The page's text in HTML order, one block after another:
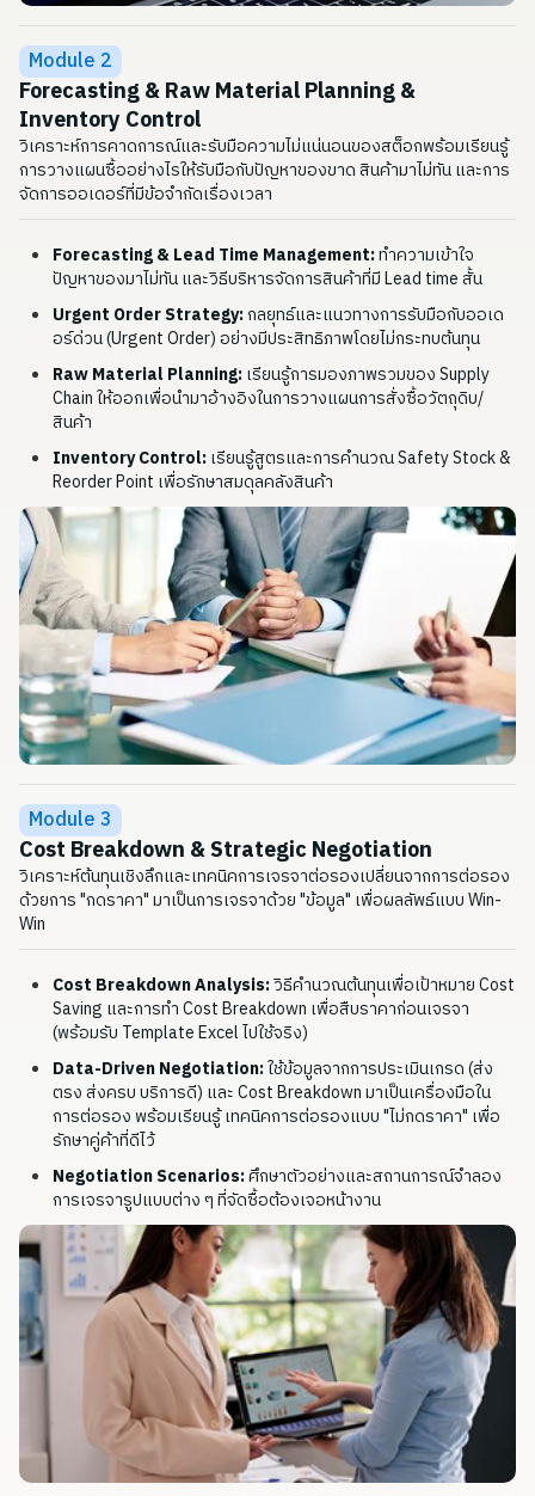
Module 2
Forecasting & Raw Material Planning &
Inventory Control
วิเคราะห์การคาดการณ์และรับมือความไม่แน่นอนของสต็อกพร้อมเรียนรู้
การวางแผนซื้ออย่างไรให้รับมือกับปัญหาของขาด สินค้ามาไม่ทัน และการ
จัดการออเดอร์ที่มีข้อจำกัดเรื่องเวลา
Forecasting & Lead Time Management:ทำความเข้าใจ
ปัญหาของมาไม่ทัน และวิธีบริหารจัดการสินค้าที่มี Lead time สั้น
Urgent Order Strategy:กลยุทธ์และแนวทางการรับมือกับออเด
อร์ด่วน (Urgent Order) อย่างมีประสิทธิภาพโดยไม่กระทบต้นทุน
Raw Material Planning:เรียนรู้การมองภาพรวมของ Supply
Chain ให้ออกเพื่อนำมาอ้างอิงในการวางแผนการสั่งซื้อวัตถุดิบ/
สินค้า
Inventory Control:เรียนรู้สูตรและการคำนวณ Safety Stock &
Reorder Point เพื่อรักษาสมดุลคลังสินค้า
Module 3
Cost Breakdown & Strategic Negotiation
วิเคราะห์ต้นทุนเชิงลึกและเทคนิคการเจรจาต่อรองเปลี่ยนจากการต่อรอง
ด้วยการ "กดราคา" มาเป็นการเจรจาด้วย "ข้อมูล" เพื่อผลลัพธ์แบบ Win-
Win
Cost Breakdown Analysis:วิธีคำนวณต้นทุนเพื่อเป้าหมาย Cost
Saving และการทำ Cost Breakdown เพื่อสืบราคาก่อนเจรจา
(พร้อมรับ Template Excel ไปใช้จริง)
Data-Driven Negotiation:ใช้ข้อมูลจากการประเมินเกรด (ส่ง
ตรง ส่งครบ บริการดี) และ Cost Breakdown มาเป็นเครื่องมือใน
การต่อรอง พร้อมเรียนรู้ เทคนิคการต่อรองแบบ "ไม่กดราคา" เพื่อ
รักษาคู่ค้าที่ดีไว้
Negotiation Scenarios:ศึกษาตัวอย่างและสถานการณ์จำลอง
การเจรจารูปแบบต่าง ๆ ที่จัดซื้อต้องเจอหน้างาน